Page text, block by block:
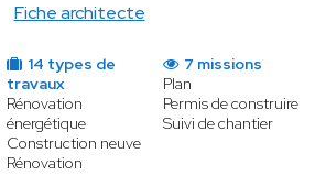
Fiche architecte
14 types de
travaux
Rénovation
énergétique
Construction neuve
Rénovation
7 missions
Plan
Permis de construire
Suivi de chantier